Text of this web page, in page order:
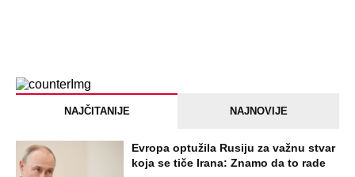
NAJČITANIJE NAJNOVIJE
Evropa optužila Rusiju za važnu stvar
koja se tiče Irana: Znamo da to rade